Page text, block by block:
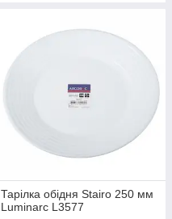
Тарілка обідня Stairo 250 мм
Luminarc L3577